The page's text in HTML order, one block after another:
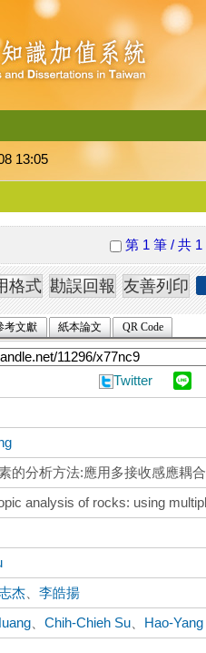
13:05
第 1 筆 / 共 1
考文獻 紙本論文 QR Code
Twitter
的分析方法:應用多接收感應耦
analysis of rocks: using
杰 、李皓揚
、Chih-Chieh Su
Hao-Yang